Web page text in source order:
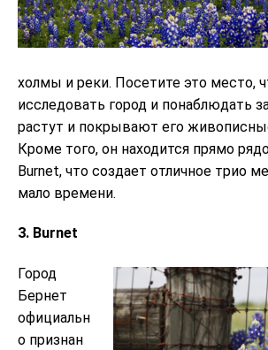
холмы и реки. Посетите это место,
исследовать город и понаблюдать
растут и покрывают его
Кроме того, он находится прямо
Burnet, что создает отличное трио
мало времени.
3. Burnet
Город
Бернет
официальн
о признан